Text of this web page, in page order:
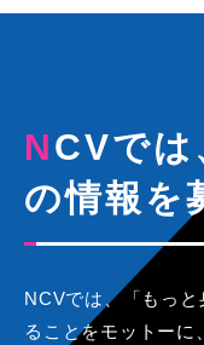
NCVでは、視聴者さまから
の情報を
NCVでは、「もっ
ることをモットーに